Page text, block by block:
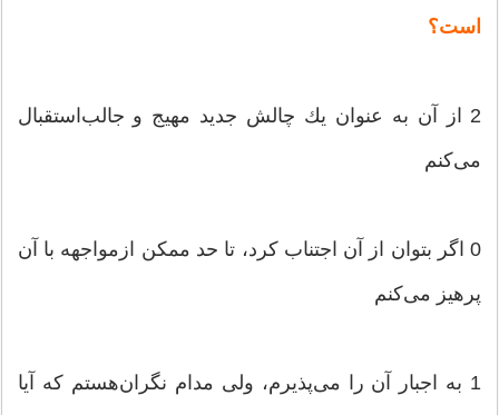
است‌؟
2 از آن‌ به‌ عنوان‌ یك‌ چالش‌ جدید مهیج‌ و جالب‌استقبال‌
می‌كنم‌
0 اگر بتوان‌ از آن‌ اجتناب‌ كرد، تا حد ممكن‌ ازمواجهه‌ با آن‌
پرهیز می‌كنم‌
1 به‌ اجبار آن‌ را می‌پذیرم‌، ولی‌ مدام‌ نگران‌هستم‌ كه‌ آیا